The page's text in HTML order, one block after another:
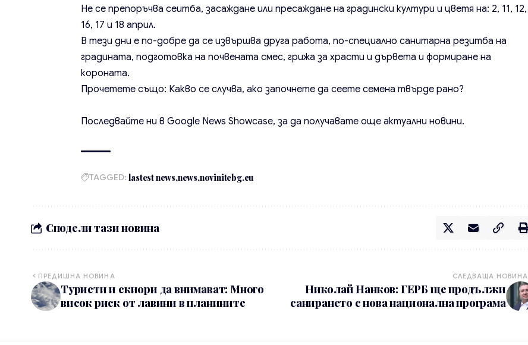
Не се препоръчва сеитба, засаждане или пресаждане на градински култури и цветя на: 2, 11, 12,
16, 17 и 18 април.
В тези дни е по-добре да се извършва друга работа, по-специално санитарна резитба на
градината, подготовка на почвената смес, грижа за храсти и дървета и формиране на
короната.
Прочетете също: Какво се случва, ако започнете да сеете семена твърде рано?
Последвайте ни вGoogle News Showcase, за да получавате още актуални новини.
TAGGED: lastest news news novinitebg.eu
Сподели тази новина
ПРЕДИШНА НОВИНА
Туристи и скиори да внимават: Много
висок риск от лавини в планините
СЛЕДВАЩА НОВИНА
Николай Нанков: ГЕРБ ще продължи
санирането с нова национална програма